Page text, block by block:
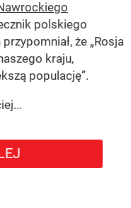
polskiego
że „Rosja
kraju,
populację”.